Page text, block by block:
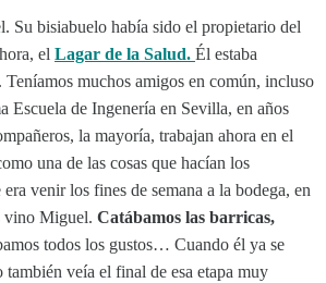
Su bisiabuelo había sido el propietario del
el Lagar de la Salud. Él estaba
Teníamos muchos amigos en común, incluso
Escuela de Ingenería en Sevilla, en años
la mayoría, trabajan ahora en el
una de las cosas que hacían los
venir los fines de semana a la bodega, en
vino Miguel. Catábamos las barricas,
todos los gustos… Cuando él ya se
veía el final de esa etapa muy